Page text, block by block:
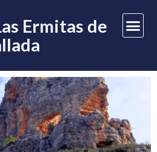
Ermitas de